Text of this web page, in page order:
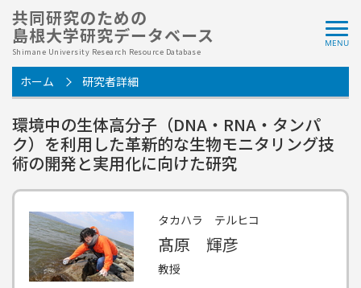
共同研究のための
島根大学研究データベース
Shimane University Research Resource Database
ホーム 研究者詳細
環境中の生体高分子（DNA・RNA・タンパ
ク）を利用した革新的な生物モニタリング技
術の開発と実用化に向けた研究
タカハラ テルヒコ
髙原 輝彦
教授